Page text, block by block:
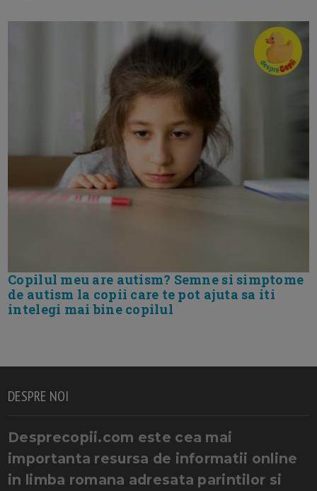
Copilul meu are autism? Semne si simptome
de autism la copii care te pot ajuta sa iti
intelegi mai bine copilul
DESPRE NOI
Desprecopii.com este cea mai
importanta resursa de informatii online
in limba romana adresata parintilor si